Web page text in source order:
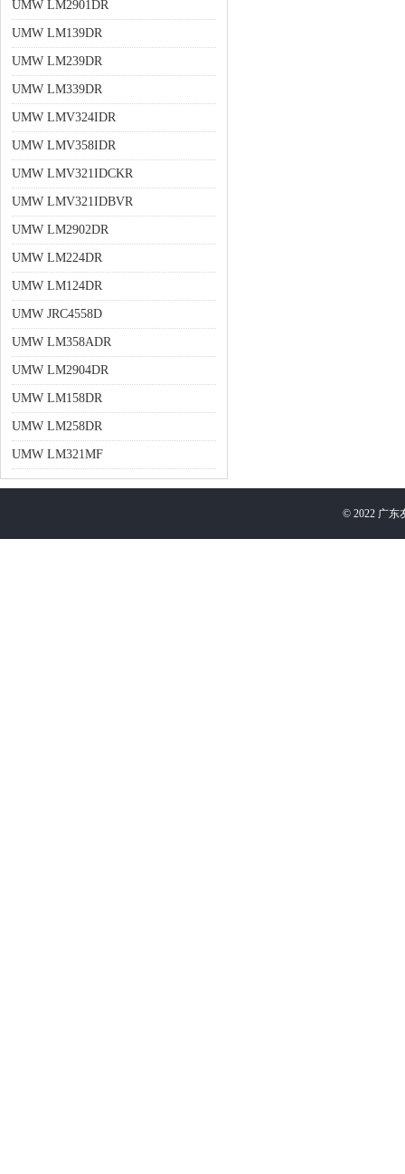
UMW LM2901DR
UMW LM139DR
UMW LM239DR
UMW LM339DR
UMW LMV324IDR
UMW LMV358IDR
UMW LMV321IDCKR
UMW LMV321IDBVR
UMW LM2902DR
UMW LM224DR
UMW LM124DR
UMW JRC4558D
UMW LM358ADR
UMW LM2904DR
UMW LM158DR
UMW LM258DR
UMW LM321MF
© 2022 广东